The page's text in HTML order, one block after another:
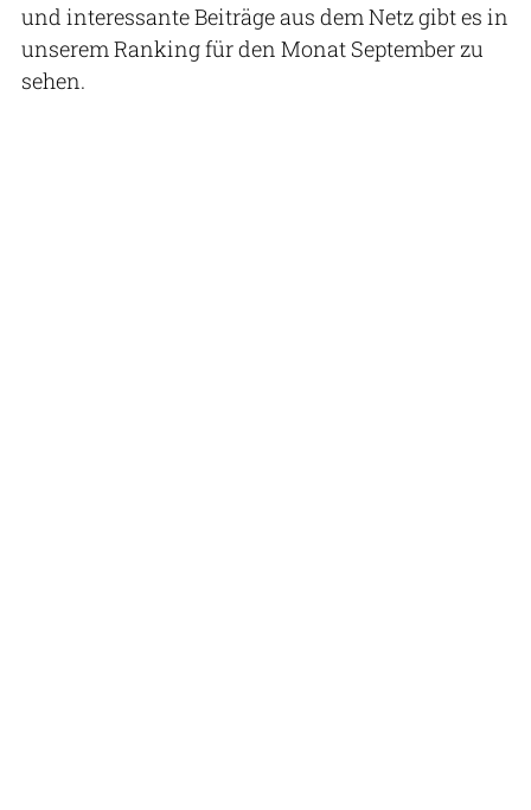
und interessante Beiträge aus dem Netz gibt es in
unserem Ranking für den Monat September zu
sehen.